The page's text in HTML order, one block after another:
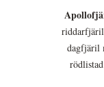
dagfjäril